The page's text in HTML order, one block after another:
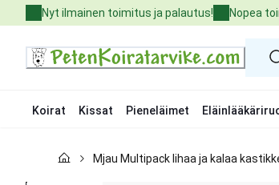
to
Nyt ilmainen toimitus ja palautus! Nopea
Koirat Kissat Pieneläimet
Kissat
Mjau Multipack lihaa ja kalaa